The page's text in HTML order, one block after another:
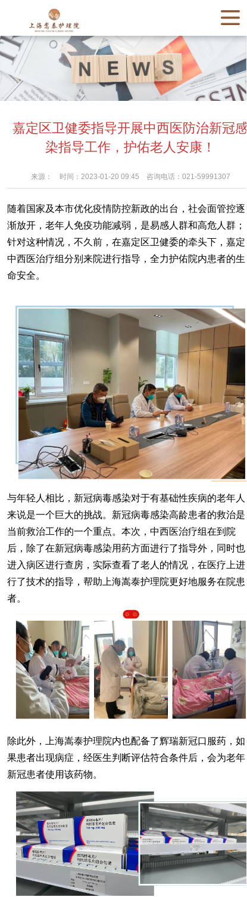
嘉定区卫健委指导开展中西医防治新冠感
染指导工作，护佑老人安康！
来源： 时间：2023-01-20 09:45 咨询电话：021-59991307
随着国家及本市优化疫情防控新政的出台，社会面管控逐
渐放开，老年人免疫功能减弱，是易感人群和高危人群；
针对这种情况，不久前，在嘉定区卫健委的牵头下，嘉定
中西医治疗组分别来院进行指导，全力护佑院内患者的生
命安全。
与年轻人相比，新冠病毒感染对于有基础性疾病的老年人
来说是一个巨大的挑战。新冠病毒感染高龄患者的救治是
当前救治工作的一个重点。本次，中西医治疗组在到院
后，除了在新冠病毒感染用药方面进行了指导外，同时也
进入病区进行查房，实际查看了老人的情况，在医疗上进
行了技术的指导，帮助上海嵩泰护理院更好地服务在院患
者。
除此外，上海嵩泰护理院内也配备了辉瑞新冠口服药，如
果患者出现病症，经医生判断评估符合条件后，会为老年
新冠患者使用该药物。